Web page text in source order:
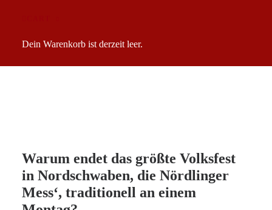
Dein Warenkorb ist derzeit leer.
Warum endet das größte Volksfest
in Nordschwaben, die Nördlinger
Mess‘, traditionell an einem